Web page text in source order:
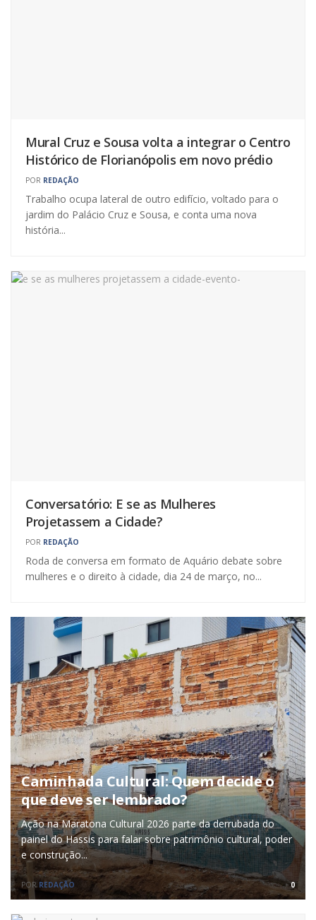
Mural Cruz e Sousa volta a integrar o Centro
Histórico de Florianópolis em novo prédio
POR REDAÇÃO
Trabalho ocupa lateral de outro edifício, voltado para o
jardim do Palácio Cruz e Sousa, e conta uma nova
história...
Conversatório: E se as Mulheres
Projetassem a Cidade?
POR REDAÇÃO
Roda de conversa em formato de Aquário debate sobre
mulheres e o direito à cidade, dia 24 de março, no...
Caminhada Cultural: Quem decide o
que deve ser lembrado?
Ação na Maratona Cultural 2026 parte da derrubada do
painel do Hassis para falar sobre patrimônio cultural, poder
e construção...
POR REDAÇÃO 0